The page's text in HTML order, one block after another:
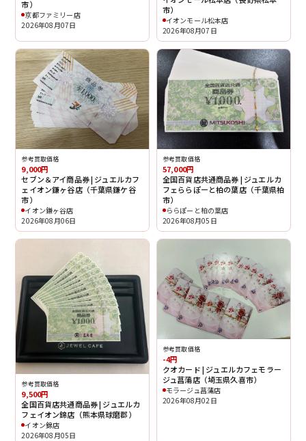
市）
京都ファミリー店
2026年08月07日
市）
イオンモール松本店
2026年08月07日
参考買取価格
9,000円
セブン＆アイ商品券 | ジュエルカフ
ェイオン鎌ヶ谷店（千葉県鎌ケ谷
市）
イオン鎌ヶ谷店
2026年08月06日
参考買取価格
57,000円
全国百貨店共通商品券 | ジュエルカ
フェららぽーと柏の葉店（千葉県柏
市）
ららぽーと柏の葉店
2026年08月05日
参考買取価格
9,500円
全国百貨店共通商品券 | ジュエルカ
フェイオン錦店（熊本県球磨郡）
イオン錦店
2026年08月05日
参考買取価格
-4円
クオカード | ジュエルカフェモラー
ジュ菖蒲店（埼玉県久喜市）
モラージュ菖蒲店
2026年08月02日